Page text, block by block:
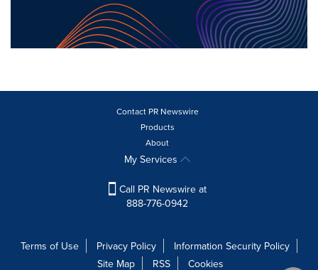
Contact PR Newswire
Products
About
My Services
Call PR Newswire at
888-776-0942
Terms of Use Privacy Policy
Information Security Policy
Site Map
RSS Cookies